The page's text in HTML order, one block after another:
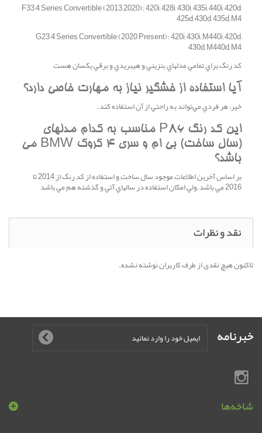
F33 4 Series Convertible (2013–2020): 420i, 428i, 430i, 435i, 440i, 420d,
425d, 430d, 435d, M4
G23 4 Series Convertible (2020–Present): 420i, 430i, M440i, 420d,
430d, M440d, M4
کد رنگ براي تمامي مدلهاي بنزيني و هيبريدي و برقي يکسان هست
آيا استفاده از خشگير نياز به مهارت خاصي دارد؟
خير، هر فردي مي‌تواند به راحتي از آن استفاده کند.
اين کد رنگ P86 مناسب به کدام مدلهاي
(سال ساخت) بی ام و سری 4 کروک BMW مي
باشد؟
بر اساس آخرين اطلاعات موجود سال ساخت و استفاده از کد رنگ از 2014 تا
2016 مي باشد.ولي امکان استفاده در سالهاي آتي و گذشته هم مي باشد
نقد و نظرات
تاکنون هیچ نقدی از طرف کاربران نوشته نشده.
خبرنامه
شاخه‌ها